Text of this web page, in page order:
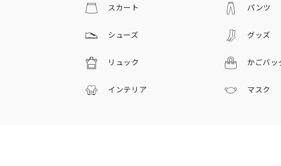
スカート パンツ
シューズ グッズ
リュック かごバッ
インテリア マスク